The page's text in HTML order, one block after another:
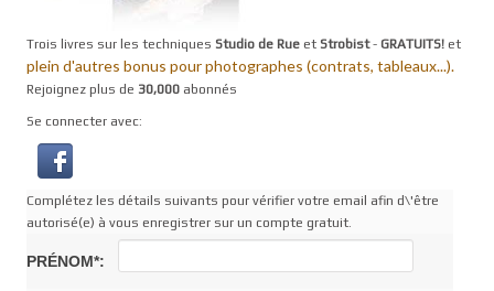
Trois livres sur les techniques Studio de Rue et Strobist- GRATUITS! et
plein d'autres bonus pour photographes (contrats, tableaux...).
Rejoignez plus de 30,000 abonnés
Se connecter avec:
Complétez les détails suivants pour vérifier votre email afin d\'être
autorisé(e) à vous enregistrer sur un compte gratuit.
PRÉNOM*: